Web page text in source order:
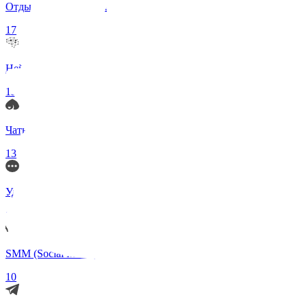
Отдых и Развлечения
17
Нейросети и ИИ
13
Чаты по интересам
13
Удаленка (Работа)
11
SMM (Social Media)
10